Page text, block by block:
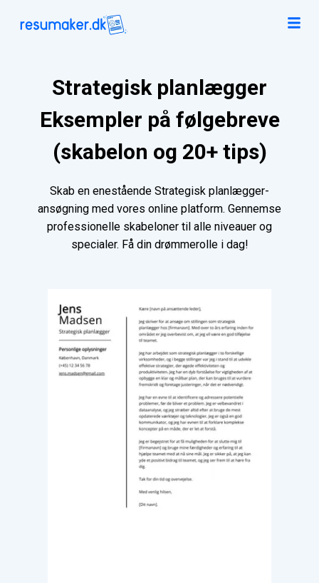
Strategisk planlægger
Eksempler på følgebreve
(skabelon og 20+ tips)
Skab en enestående Strategisk planlægger-
ansøgning med vores online platform. Gennemse
professionelle skabeloner til alle niveauer og
specialer. Få din drømmerolle i dag!